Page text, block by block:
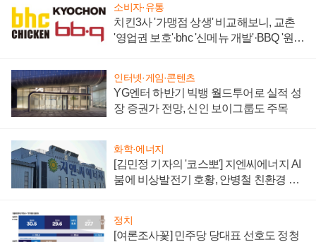
소비자·유통
치킨3사 '가맹점 상생' 비교해보니, 교촌
'영업권 보호'·bhc '신메뉴 개발'·BBQ '원가
인터넷·게임·콘텐츠
YG엔터 하반기 빅뱅 월드투어로 실적 성
장 증권가 전망, 신인 보이그룹도 주목
화학·에너지
[김민정 기자의 '코스뽀'] 지엔씨에너지 AI
붐에 비상발전기 호황, 안병철 친환경 에
정치
[여론조사꽃] 민주당 당대표 선호도 정청